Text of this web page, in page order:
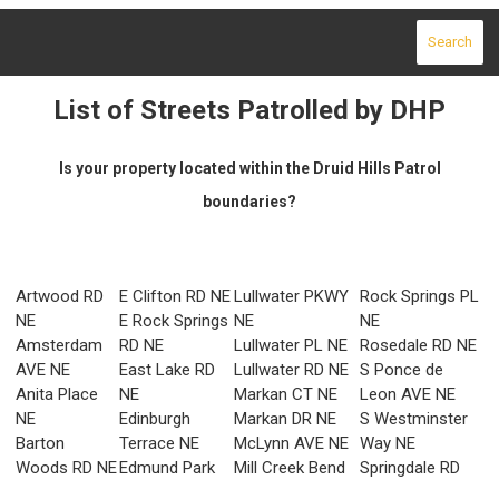
Search
List of Streets Patrolled by DHP
Is your property located within the Druid Hills Patrol
boundaries?
Artwood RD
NE
Amsterdam
AVE NE
Anita Place
NE
Barton
Woods RD NE
E Clifton RD NE
E Rock Springs
RD NE
East Lake RD
NE
Edinburgh
Terrace NE
Edmund Park
Lullwater PKWY
NE
Lullwater PL NE
Lullwater RD NE
Markan CT NE
Markan DR NE
McLynn AVE NE
Mill Creek Bend
Rock Springs PL
NE
Rosedale RD NE
S Ponce de
Leon AVE NE
S Westminster
Way NE
Springdale RD